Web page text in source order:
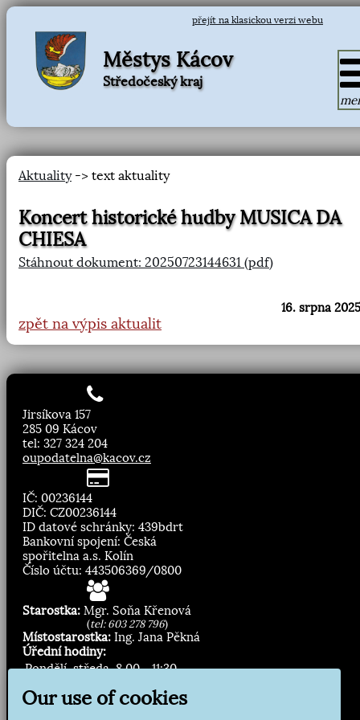
přejít na klasickou verzi webu
Městys Kácov
Středočeský kraj
Aktuality-> text aktuality
Koncert historické hudby MUSICA DA
CHIESA
Stáhnout dokument: 20250723144631 (pdf)
16. srpna
zpět na výpis aktualit
Jirsíkova 157
285 09 Kácov
tel: 327 324 204
oupodatelna@kacov.cz
IČ: 00236144
DIČ: CZ00236144
ID datové schránky: 439bdrt
Bankovní spojení: Česká
spořitelna a.s. Kolín
Číslo účtu: 443506369/0800
Starostka: Mgr. Soňa Křenová
(tel: 603 278 796)
Místostarostka: Ing. Jana Pěkná
Úřední hodiny:
Pondělí, středa 8.00 - 11:30
13:00 - 16:30
Our use of cookies